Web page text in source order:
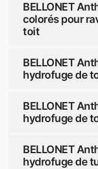
BELLONET
colorés pour
toit
BELLONET
hydrofuge de
BELLONET
hydrofuge de
BELLONET
hydrofuge de